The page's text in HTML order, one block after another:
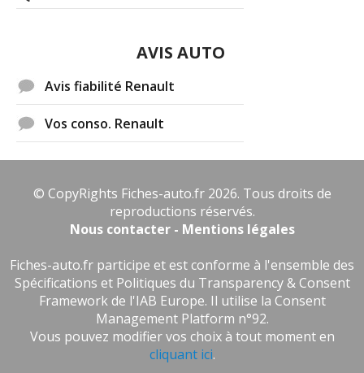
AVIS AUTO
Avis fiabilité Renault
Vos conso. Renault
© CopyRights Fiches-auto.fr 2026. Tous droits de
reproductions réservés.
Nous contacter - Mentions légales
Fiches-auto.fr participe et est conforme à l'ensemble des
Spécifications et Politiques du Transparency & Consent
Framework de l'IAB Europe. Il utilise la Consent
Management Platform n°92.
Vous pouvez modifier vos choix à tout moment en
cliquant ici.